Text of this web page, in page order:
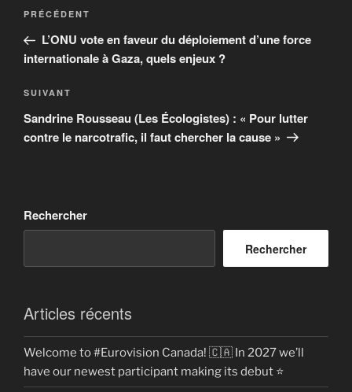
Navigation
l’article
Article
précédent
PRÉCÉDENT
L’ONU vote en faveur du déploiement d’une force
internationale à Gaza, quels enjeux ?
Article
suivant
SUIVANT
Sandrine Rousseau (Les Écologistes) : « Pour lutter
contre le narcotrafic, il faut chercher la cause »
Rechercher
Rechercher
Articles récents
Welcome to #Eurovision Canada! 🇨🇦 In 2027 we’ll
have our newest participant making its debut ⭐